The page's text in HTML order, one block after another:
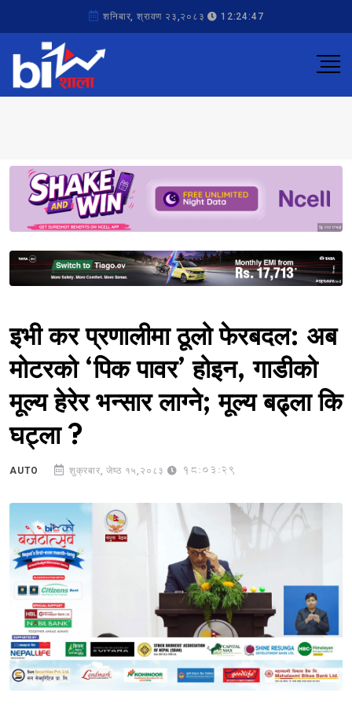
शनिबार, श्रावण २३,२०८३ 12:24:47
Sponsored
Sponsored
इभी कर प्रणालीमा ठूलो फेरबदल: अब
मोटरको ‘पिक पावर’ होइन, गाडीको
मूल्य हेरेर भन्सार लाग्ने; मूल्य बढ्ला कि
घट्ला ?
AUTO शुक्रबार, जेष्ठ १५,२०८३ 18:03:29